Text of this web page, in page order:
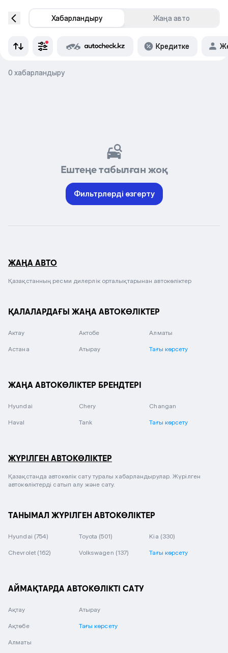
Хабарландыру Жаңа авто
Кредитке
0 хабарландыру
Ештеңе табылған жоқ
Фильтрлерді өзгерту
ЖАҢА АВТО
Қазақстанның ресми дилерлік орталықтарынан автокөліктер
ҚАЛАЛАРДАҒЫ ЖАҢА АВТОКӨЛІКТЕР
Актау Актобе Алматы
Астана Атырау Тағы көрсету
ЖАҢА АВТОКӨЛІКТЕР БРЕНДТЕРІ
Hyundai Chery Changan
Haval Tank Тағы көрсету
ЖҮРІЛГЕН АВТОКӨЛІКТЕР
Қазақстанда автокөлік сату туралы хабарландырулар. Жүрілген
автокөліктерді сатып алу және сату.
ТАНЫМАЛ ЖҮРІЛГЕН АВТОКӨЛІКТЕР
Hyundai (754) Toyota (501) Kia (330)
Chevrolet (162) Volkswagen (137) Тағы көрсету
АЙМАҚТАРДА АВТОКӨЛІКТІ САТУ
Ақтау
Ақтөбе
Алматы
Атырау
Тағы көрсету